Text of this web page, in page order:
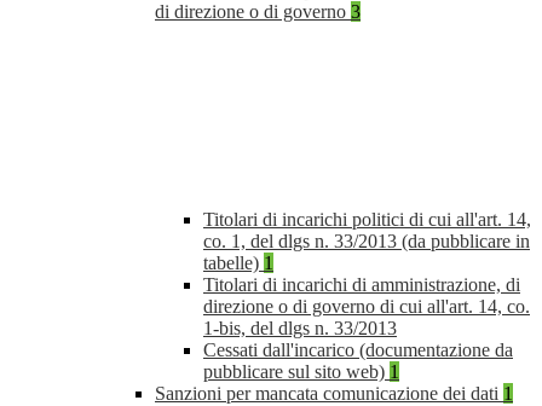
di direzione o di governo 3
Titolari di incarichi politici di cui all'art. 14,
co. 1, del dlgs n. 33/2013 (da pubblicare in
tabelle) 1
Titolari di incarichi di amministrazione, di
direzione o di governo di cui all'art. 14, co.
1-bis, del dlgs n. 33/2013
Cessati dall'incarico (documentazione da
pubblicare sul sito web) 1
Sanzioni per mancata comunicazione dei dati 1